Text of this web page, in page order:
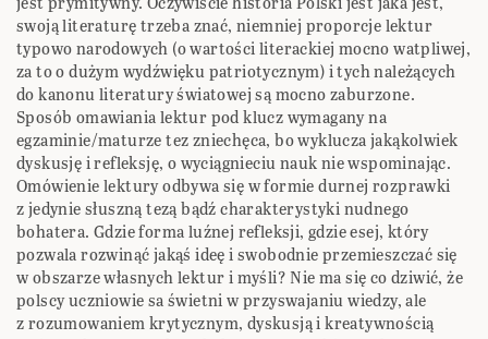
swoją literaturę trzeba znać, niemniej proporcje lektur
typowo narodowych (o wartości literackiej mocno watpliwej,
za to o dużym wydźwięku patriotycznym) i tych należących
do kanonu literatury światowej są mocno zaburzone.
Sposób omawiania lektur pod klucz wymagany na
egzaminie/maturze tez zniechęca, bo wyklucza jakąkolwiek
dyskusję i refleksję, o wyciągnieciu nauk nie wspominając.
Omówienie lektury odbywa się w formie durnej rozprawki
z jedynie słuszną tezą bądź charakterystyki nudnego
bohatera. Gdzie forma luźnej refleksji, gdzie esej, który
pozwala rozwinąć jakąś ideę i swobodnie przemieszczać się
w obszarze własnych lektur i myśli? Nie ma się co dziwić, że
polscy uczniowie sa świetni w przyswajaniu wiedzy, ale
z rozumowaniem krytycznym, dyskusją i kreatywnością